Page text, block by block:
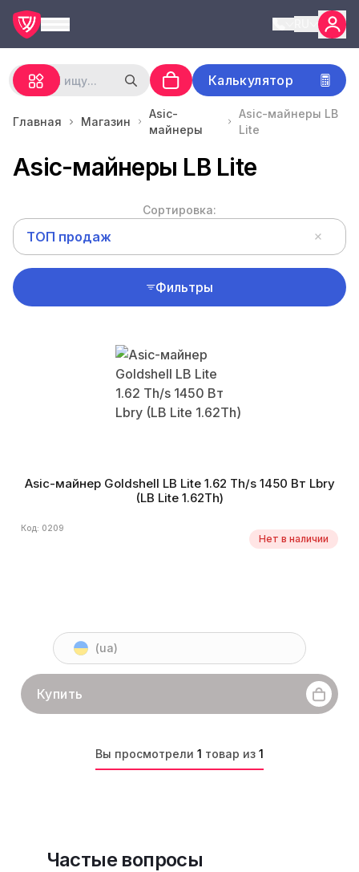
Калькулятор
Главная Магазин
Asic-
майнеры
Asic-майнеры LB
Lite
Asic-майнеры LB Lite
Сортировка:
ТОП продаж
Фильтры
Asic-майнер Goldshell LB Lite 1.62 Th/s 1450 Вт Lbry
(LB Lite 1.62Th)
Код: 0209
Нет в наличии
(ua)
Купить
Вы просмотрели 1 товар из 1
Частые вопросы